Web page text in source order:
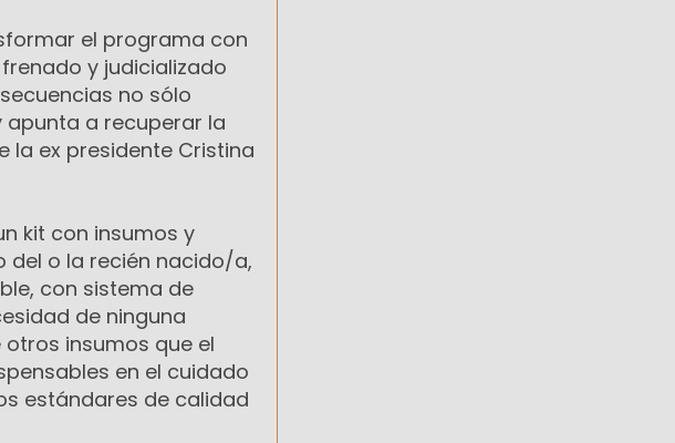
el programa con
y judicializado
no sólo
apunta a recuperar la
la ex presidente Cristina
kit con insumos y
del o la recién nacido/a,
con sistema de
de ninguna
insumos que el
en el cuidado
estándares de calidad